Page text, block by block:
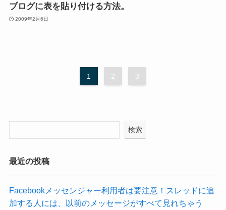
ブログに表を貼り付ける方法。
2009年2月6日
1 2 3
検索
最近の投稿
Facebookメッセンジャー利用者は要注意！スレッドに追
加する人には、以前のメッセージがすべて見れちゃう